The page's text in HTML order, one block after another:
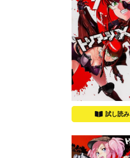
試し読み